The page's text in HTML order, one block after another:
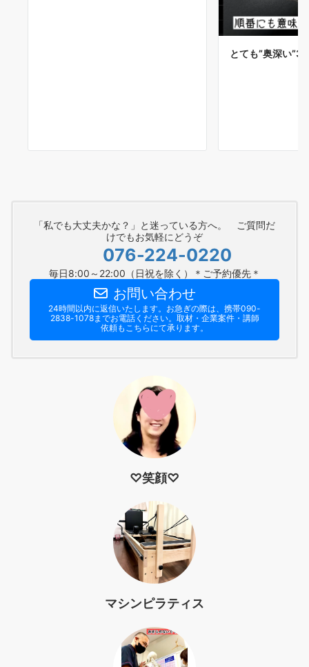
とても”奥深い”3
「私でも大丈夫かな？」と迷っている方へ。 ご質問だ
けでもお気軽にどうぞ
076-224-0220
毎日8:00～22:00（日祝を除く）＊ご予約優先＊
お問い合わせ
24時間以内に返信いたします。お急ぎの際は、携帯090-
2838-1078までお電話ください。​取材・企業案件・講師
依頼もこちらにて承ります。
♡笑顔♡
マシンピラティス